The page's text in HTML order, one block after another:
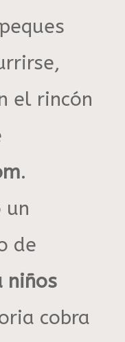
el rincón
.
un
de
niños
cobra